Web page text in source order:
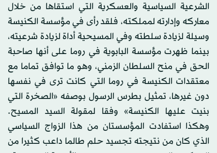
الشرعية السياسية والعسكرية التي استقاها من خلال
معاركه وإدارته لمملكته، فلقد رأى في مؤسسة الكنيسة
وسيلة لزيادة سلطته وفي المسيحية أداة لزيادة شرعيته،
بينما ظهرت مؤسسة البابوية في روما على أنها صاحبة
الحق في منح السلطان الزمني، وهو ما توافق تماما مع
معتقدات الكنيسة في روما التي كانت ترى في نفسها
دون غيرها، تمثيل بطرس الرسول بوصفه «الصخرة التي
بنيت عليها الكنيسة» وفقا لمقولة السيد المسيح.
وهكذا استفادت المؤسستان من هذا الزواج السياسي
الذي كان من نتيجته تجسيد حلم طالما داعب كثيرا من